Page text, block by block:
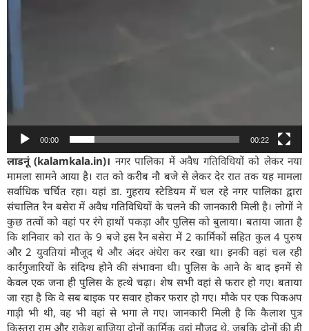
00:00 00:22
लाडनूं (kalamkala.in)। नगर पालिका में अवैध गतिविधियों को लेकर नया
मामला सामने आया है। रात को करीब नौ बजे से लेकर देर रात तक यह मामला
सर्वाधिक चर्चित रहा। यहां डा. गुहराय स्टेडियम में चल रहे नगर पालिका द्वारा
संचालित रैन बसेरा में अवैध गतिविधियों के चलने की जानकारी मिली है। लोगों ने
कुछ तत्वों को वहां पर रंगे हाथों पकड़ा और पुलिस को बुलाया। बताया जाता है
कि शनिवार को रात के 9 बजे इस रैन बसेरा में 2 कार्मिकों सहित कुल 4 पुरुष
और 2 युवतियां मौजूद थे और अंदर अंधेरा कर रखा था‌। इनकी वहां चल रही
कार्रगुजारियों के संदिग्ध होने की संभावना थी। पुलिस के आने के बाद इनमें से
केवल एक जना ही पुलिस के हत्थे चढ़ा। शेष सभी वहां से फरार हो गए। बताया
जा रहा है कि वे सब बाइक पर सवार होकर फरार हो गए। मौके पर एक पिकअप
गाड़ी भी थी, वह भी वहां से भगा ले गए। जानकारी मिली है कि कैलाश पुत्र
किस्तूरा राम और राकेश बाजिया दोनों कार्मिक वहां मौजूद थे, जबकि दोनों की ही